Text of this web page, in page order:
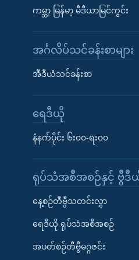
ကမ္ဘာ့ မြန်မာ့ မီဒီယာမြင်ကွင်း
အင်္ဂလိပ်သင်ခန်းစာများ
အီဒီယံသင်ခန်းစာ
ရေဒီယို
နံနက်ပိုင်း ၆း၀၀-ရး၀၀
ရုပ်သံအစီအစဉ်နှင့် ဗွီဒီယို
နေ့စဉ်တီဗွီသတင်းလွှာ
ရေဒီယို ရုပ်သံအစီအစဉ်
အပတ်စဉ်တီဗွီမဂ္ဂဇင်း